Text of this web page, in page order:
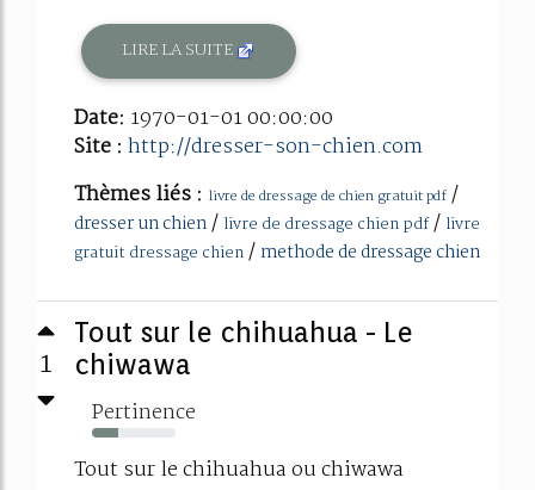
LIRE LA SUITE
Date: 1970-01-01 00:00:00
Site : http://dresser-son-chien.com
Thèmes liés : livre de dressage de chien gratuit pdf /
dresser un chien/ livre de dressage chien pdf/ livre
gratuit dressage chien/ methode de dressage chien
1
Tout sur le chihuahua - Le
chiwawa
Pertinence
32%
Tout sur le chihuahua ou chiwawa